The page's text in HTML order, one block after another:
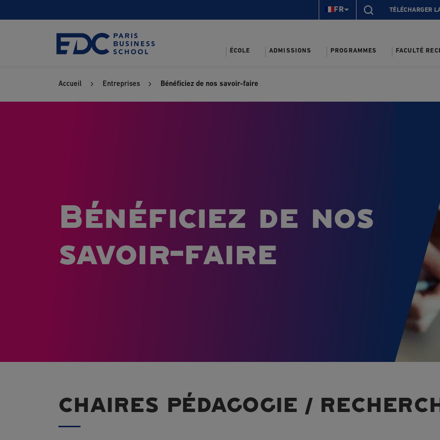
FR TÉLÉCHARGER
ÉCOLE ADMISSIONS PROGRAMMES FACULTÉ
Accueil Entreprises Bénéficiez de nos savoir-faire
Bénéficiez de nos
savoir-faire
CHAIRES PÉDAGOGIE /